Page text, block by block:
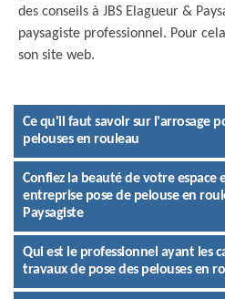
des conseils à JBS Elagueur &
paysagiste professionnel. Pour
son site web.
Ce qu'il faut savoir sur l'arrosage
pelouses en rouleau
Confiez la beauté de votre espace
entreprise pose de pelouse en
Paysagiste
Qui est le professionnel ayant les
travaux de pose des pelouses en